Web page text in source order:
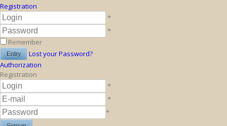
Registration
*
*
Remember
Lost your Password?
Authorization
Registration
*
*
*